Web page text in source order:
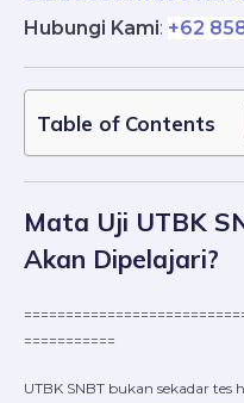
Hubungi Kami: +62
Table of Contents
Mata Uji UTBK
Akan Dipelajari?
===========
UTBK SNBT bukan sekadar